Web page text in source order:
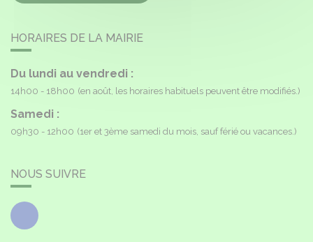
HORAIRES DE LA MAIRIE
Du lundi au vendredi :
14h00 - 18h00 (en août, les horaires habituels peuvent être modifiés.)
Samedi :
09h30 - 12h00 (1er et 3ème samedi du mois, sauf férié ou vacances.)
NOUS SUIVRE
Facebook